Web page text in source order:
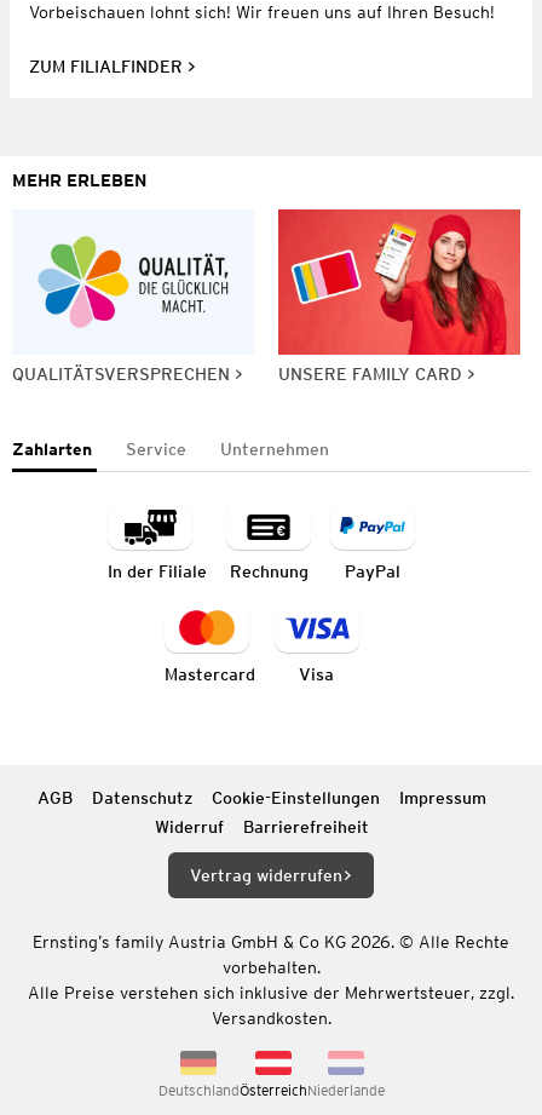
Vorbeischauen lohnt sich! Wir freuen uns auf Ihren Besuch!
ZUM FILIALFINDER
MEHR ERLEBEN
QUALITÄTSVERSPRECHEN UNSERE FAMILY CARD
Zahlarten Service Unternehmen
In der Filiale Rechnung PayPal
Mastercard Visa
AGB Datenschutz Cookie-Einstellungen
Impressum
Widerruf
Barrierefreiheit
Vertrag widerrufen
Ernsting’s family Austria GmbH & Co KG 2026. © Alle Rechte
vorbehalten.
Alle Preise verstehen sich inklusive der Mehrwertsteuer, zzgl.
Versandkosten.
DeutschlandÖsterreichNiederlande